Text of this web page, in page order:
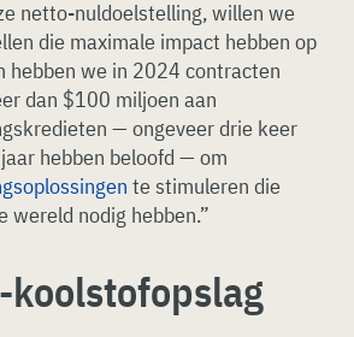
netto-nuldoelstelling, willen we
die maximale impact hebben op
hebben we in 2024 contracten
dan $100 miljoen aan
— ongeveer drie keer
hebben beloofd — om
te stimuleren die
wereld nodig hebben.”
koolstofopslag